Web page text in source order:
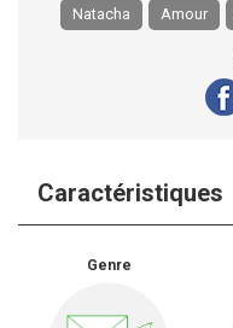
Natacha Amour
Caractéristiques
Genre